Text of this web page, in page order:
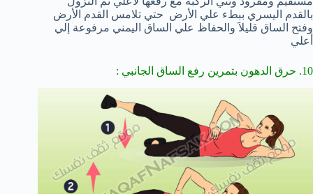
بالقدم اليسري ببطء علي الأرض حتي تلامس القدم الأرض
وفتح الساق قليلاَ والحفاظ علي الساق اليمني مرفوعة إلي
أعلي
10. حرق الدهون بتمرين رفع الساق الجانبي :